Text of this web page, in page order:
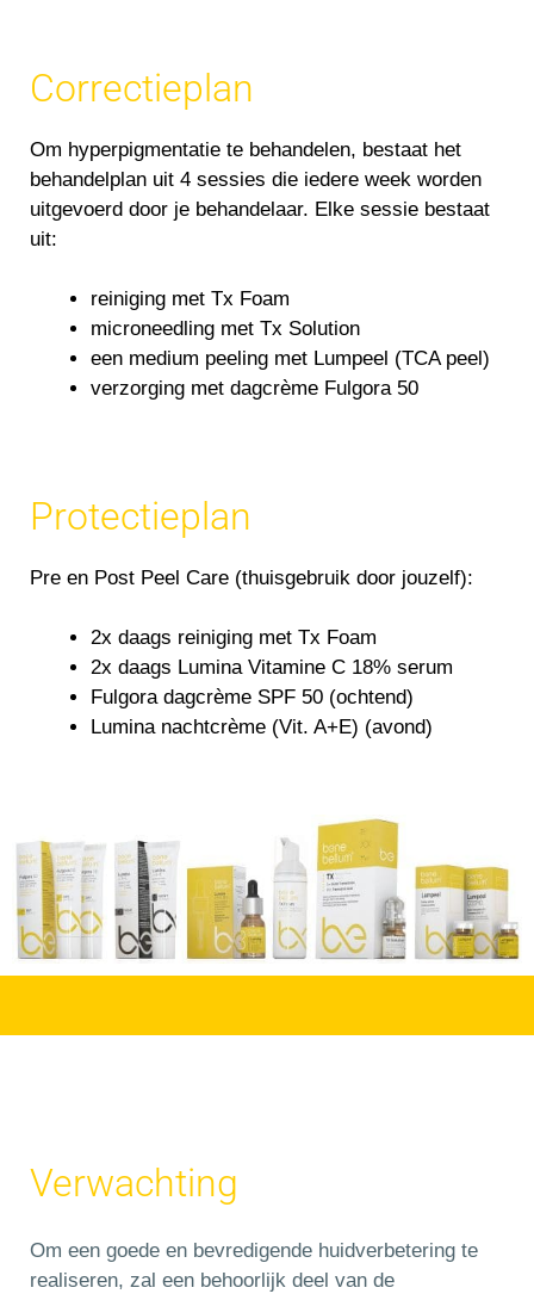
Correctieplan
Om hyperpigmentatie te behandelen, bestaat het
behandelplan uit 4 sessies die iedere week worden
uitgevoerd door je behandelaar. Elke sessie bestaat
uit:
reiniging met Tx Foam
microneedling met Tx Solution
een medium peeling met Lumpeel (TCA peel)
verzorging met dagcrème Fulgora 50
Protectieplan
Pre en Post Peel Care (thuisgebruik door jouzelf):
2x daags reiniging met Tx Foam
2x daags Lumina Vitamine C 18% serum
Fulgora dagcrème SPF 50 (ochtend)
Lumina nachtcrème (Vit. A+E) (avond)
Verwachting
Om een goede en bevredigende huidverbetering te
realiseren, zal een behoorlijk deel van de